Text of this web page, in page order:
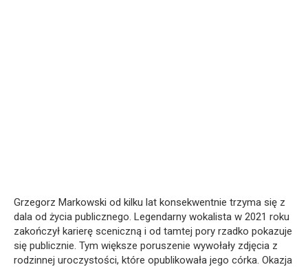
Grzegorz Markowski od kilku lat konsekwentnie trzyma się z
dala od życia publicznego. Legendarny wokalista w 2021 roku
zakończył karierę sceniczną i od tamtej pory rzadko pokazuje
się publicznie. Tym większe poruszenie wywołały zdjęcia z
rodzinnej uroczystości, które opublikowała jego córka. Okazja